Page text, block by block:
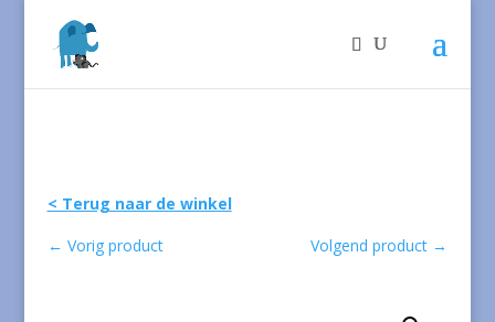
< Terug naar de winkel
← Vorig product Volgend product →